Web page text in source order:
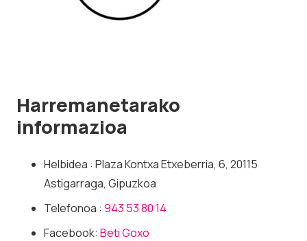
Harremanetarako
informazioa
Helbidea : Plaza Kontxa Etxeberria, 6, 20115
Astigarraga, Gipuzkoa
Telefonoa : 943 53 80 14
Facebook: Beti Goxo